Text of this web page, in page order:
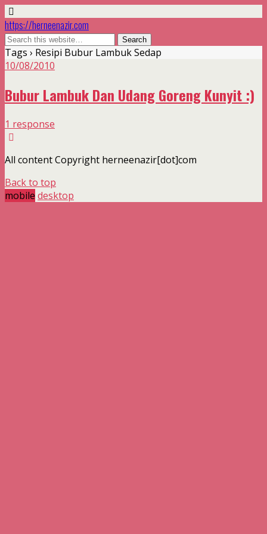
https://herneenazir.com
Tags › Resipi Bubur Lambuk Sedap
10/08/2010
Bubur Lambuk Dan Udang Goreng Kunyit :)
1 response
All content Copyright herneenazir[dot]com
Back to top
mobile desktop